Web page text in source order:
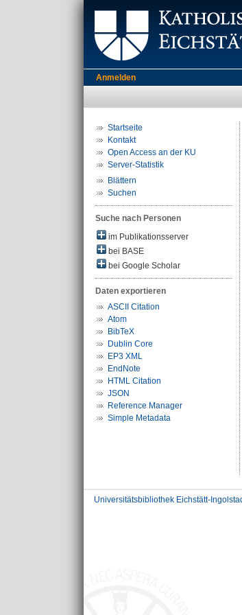
Anmelden
Startseite
Kontakt
Open Access an der KU
Server-Statistik
Blättern
Suchen
Suche nach Personen
im Publikationsserver
bei BASE
bei Google Scholar
Daten exportieren
ASCII Citation
Atom
BibTeX
Dublin Core
EP3 XML
EndNote
HTML Citation
JSON
Reference Manager
Simple Metadata
Universitätsbibliothek Eichstätt-